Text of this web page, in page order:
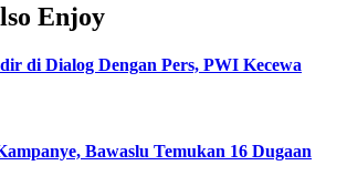
Enjoy
di Dialog Dengan Pers, PWI Kecewa
Bawaslu Temukan 16 Dugaan